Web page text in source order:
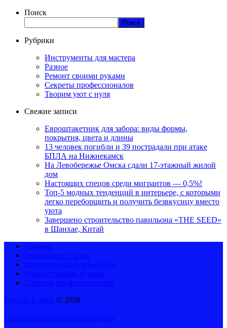
Поиск
Поиск
Рубрики
Инструменты для мастера
Разное
Ремонт своими руками
Секреты профессионалов
Творим уют с нуля
Свежие записи
Евроштакетник для забора: виды формы,
покрытия, цвета и длины
13 человек погибли и 39 пострадали при атаке
БПЛА на Нижнекамск
На Левобережье Омска сдали 17-этажный жилой
дом
Настоящих спецов среди мигрантов — 0,5%!
Топ-5 модных тенденций в интерьере, с которыми
легко переборщить и получить безвкусицу вместо
уюта
Завершено строительство павильона «THE SEED»
в Шанхае, Китай
© 2026